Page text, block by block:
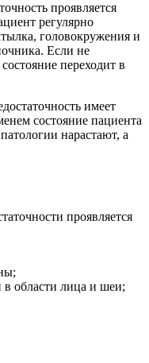
проявляется
регулярно
головокружения и
Если не
переходит в
имеет
состояние пациента
нарастают, а
проявляется
в области лица и шеи;